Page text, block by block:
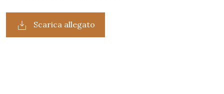
Scarica allegato